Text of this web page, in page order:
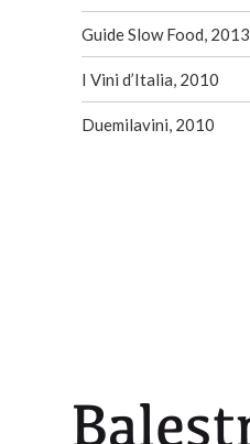
Guide Slow Food, 2013
I Vini d’Italia, 2010
Duemilavini, 2010